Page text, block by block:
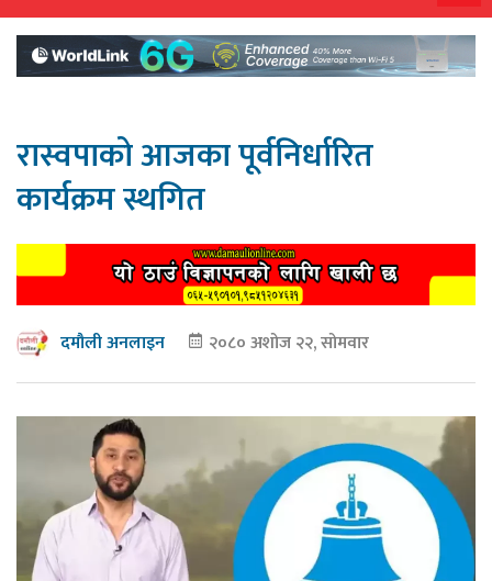
रास्वपाको आजका पूर्वनिर्धारित
कार्यक्रम स्थगित
दमौली अनलाइन २०८० अशोज २२, सोमवार